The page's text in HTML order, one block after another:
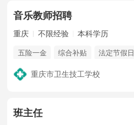
音乐教师招聘
重庆 不限经验 本科学历
五险一金 综合补贴 法定节假日
重庆市卫生技工学校
班主任